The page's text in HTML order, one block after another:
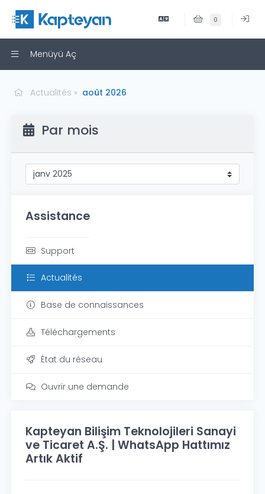
0
Menüyü Aç
Actualités août 2026
Par mois
Assistance
Support
Actualités
Base de connaissances
Téléchargements
État du réseau
Ouvrir une demande
Kapteyan Bilişim Teknolojileri Sanayi
ve Ticaret A.Ş. | WhatsApp Hattımız
Artık Aktif